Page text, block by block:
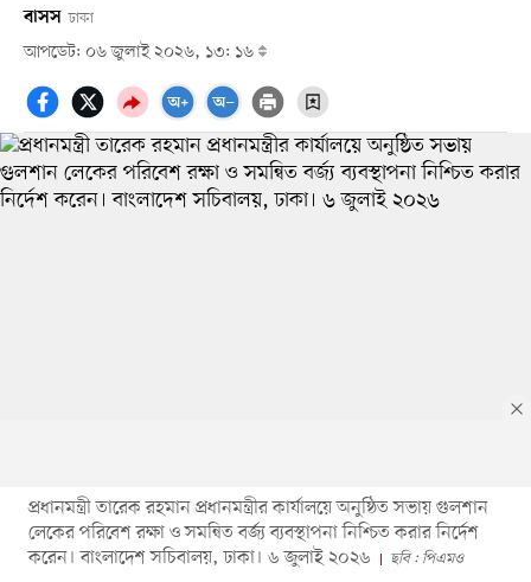
বাসস ঢাকা
আপডেট: ০৬ জুলাই ২০২৬, ১৩: ১৬
প্রধানমন্ত্রী তারেক রহমান প্রধানমন্ত্রীর কার্যালয়ে অনুষ্ঠিত সভায় গুলশান
লেকের পরিবেশ রক্ষা ও সমন্বিত বর্জ্য ব্যবস্থাপনা নিশ্চিত করার নির্দেশ
করেন। বাংলাদেশ সচিবালয়, ঢাকা। ৬ জুলাই ২০২৬
ছবি : পিএমও